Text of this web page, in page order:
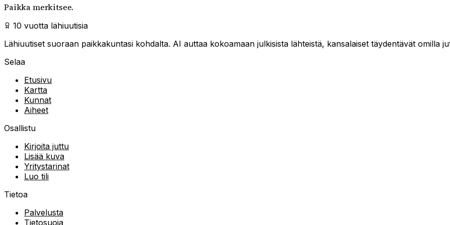
Paikka merkitsee.
10 vuotta lähiuutisia
Lähiuutiset suoraan paikkakuntasi kohdalta. AI auttaa kokoamaan julkisista lähteistä, kansalaiset täydentävät omilla
Selaa
Etusivu
Kartta
Kunnat
Aiheet
Osallistu
Kirjoita juttu
Lisää kuva
Yritystarinat
Luo tili
Tietoa
Palvelusta
Tietosuoja